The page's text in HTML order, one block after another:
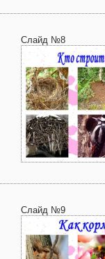
Слайд №8
Слайд №9